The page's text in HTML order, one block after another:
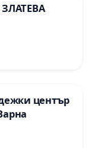
център